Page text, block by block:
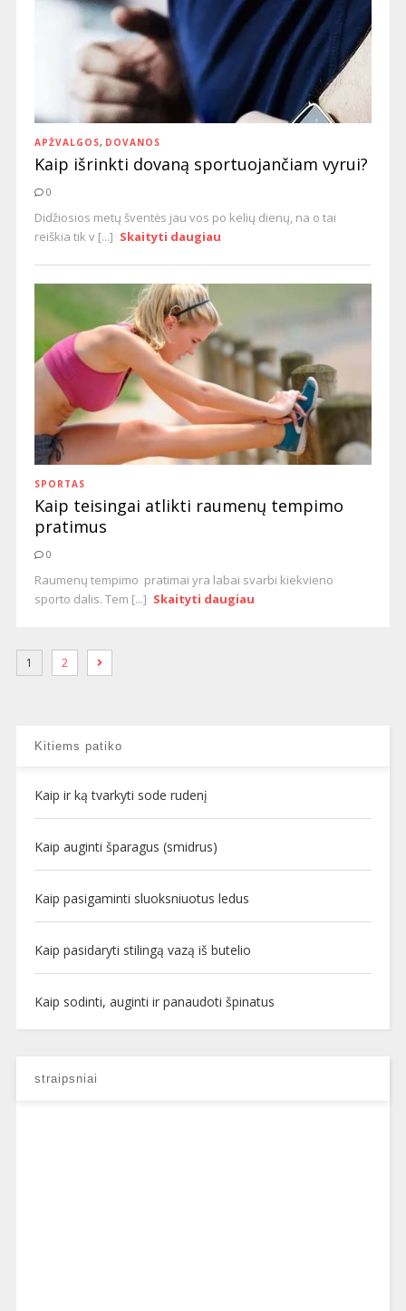
APŽVALGOS, DOVANOS
Kaip išrinkti dovaną sportuojančiam vyrui?
0
Didžiosios metų šventės jau vos po kelių dienų, na o tai
reiškia tik v [...] Skaityti daugiau
SPORTAS
Kaip teisingai atlikti raumenų tempimo
pratimus
0
Raumenų tempimo pratimai yra labai svarbi kiekvieno
sporto dalis. Tem [...] Skaityti daugiau
1 2
Kitiems patiko
Kaip ir ką tvarkyti sode rudenį
Kaip auginti šparagus (smidrus)
Kaip pasigaminti sluoksniuotus ledus
Kaip pasidaryti stilingą vazą iš butelio
Kaip sodinti, auginti ir panaudoti špinatus
straipsniai